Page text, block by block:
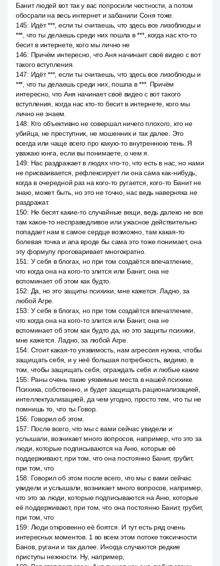
Банит людей вот так у вас попросили честности, а потом
обосрали на весь интернет и забанили Соня тоже.
145: Идёт ***, если ты считаешь, что здесь все лизоблюды и
***, что ты делаешь среди них пошла в ***, когда нас кто-то
бесит в интернете, кого мы лично не
146: Причём интересно, что Аня начинает своё видео с вот
такого вступления.
147: Идёт ***, если ты считаешь, что здесь все лизоблюды и
***, что ты делаешь среди них, пошла в ***. Причём
интересно, что Аня начинает своё видео с вот такого
вступления, когда нас кто-то бесит в интернете, кого мы
лично не знаем.
148: Кто объективно не совершал ничего плохого, кто не
убийца, не преступник, не мошенник и так далее. Это
всегда или чаще всего про какую-то внутреннюю тень. Я
уважаю юнга, если вы понимаете, о чем я.
149: Нас раздражает в людях что-то, что есть в нас, но нами
не присваивается, рефлексирует ли она сама как-нибудь,
когда в очередной раз на кого-то ругается, кого-то Банит не
знаю, может быть, но это не точно, нас ведь наверняка не
раздражат.
150: Не бесят какие-то случайные вещи, ведь далеко не все
там какое-то несправедливое или ужасное действительно
попадает нам в самое сердце возможно, там какая-то
болевая точка и ana вроде бы сама это тоже понимает, она
эту формулу проговаривает многократно.
151 : У себя в блогах, но при том создаётся впечатление,
что когда она на кого-то злится или Банит, она не
вспоминает об этом как будто.
152: Да, но это защиты психики, мне кажется. Ладно, за
любой Агре.
153: У себя в блогах, но при том создаётся впечатление,
что когда она на кого-то злится или Банит, она не
вспоминает об этом как будто да, но это защиты психики,
мне кажется. Ладно, за любой Агре.
154: Стоит какая-то уязвимость, нам агрессия нужна, чтобы
защищать себя, и у неё большая потребность, видимо, в
том, чтобы защищать себя, ограждать себя и любые какие
155: Раны очень такие уязвимые места в нашей психике.
Психика, собственно, и будет защищать рационализацией,
интеллектуализацией, да чем угодно, просто тем, что ты не
помнишь то, что ты Говор.
156: Говорил об этом.
157: После всего, что мы с вами сейчас увидели и
услышали, возникает много вопросов, например, что это за
люди, которые подписываются на Аню, которые её
поддерживают, при том, что она постоянно Банит, грубит,
при том, что
158: Говорил об этом после всего, что мы с вами сейчас
увидели и услышали, возникает много вопросов, например,
что это за люди, которые подписываются на Аню, которые
её поддерживают, при том, что она постоянно Банит, грубит,
при том, что
159: Люди откровенно её боятся. И тут есть ряд очень
интересных моментов. 1 во всем этом потоке токсичности
Банов, ругани и так далее. Иногда случаются редкие
приступы нежности. Ну, например,